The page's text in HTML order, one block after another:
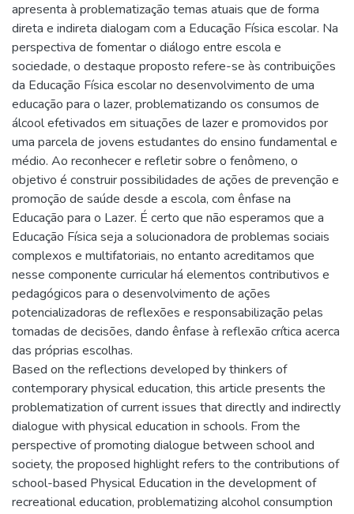
apresenta à problematização temas atuais que de forma
direta e indireta dialogam com a Educação Física escolar. Na
perspectiva de fomentar o diálogo entre escola e
sociedade, o destaque proposto refere-se às contribuições
da Educação Física escolar no desenvolvimento de uma
educação para o lazer, problematizando os consumos de
álcool efetivados em situações de lazer e promovidos por
uma parcela de jovens estudantes do ensino fundamental e
médio. Ao reconhecer e refletir sobre o fenômeno, o
objetivo é construir possibilidades de ações de prevenção e
promoção de saúde desde a escola, com ênfase na
Educação para o Lazer. É certo que não esperamos que a
Educação Física seja a solucionadora de problemas sociais
complexos e multifatoriais, no entanto acreditamos que
nesse componente curricular há elementos contributivos e
pedagógicos para o desenvolvimento de ações
potencializadoras de reflexões e responsabilização pelas
tomadas de decisões, dando ênfase à reflexão crítica acerca
das próprias escolhas.
Based on the reflections developed by thinkers of
contemporary physical education, this article presents the
problematization of current issues that directly and indirectly
dialogue with physical education in schools. From the
perspective of promoting dialogue between school and
society, the proposed highlight refers to the contributions of
school-based Physical Education in the development of
recreational education, problematizing alcohol consumption